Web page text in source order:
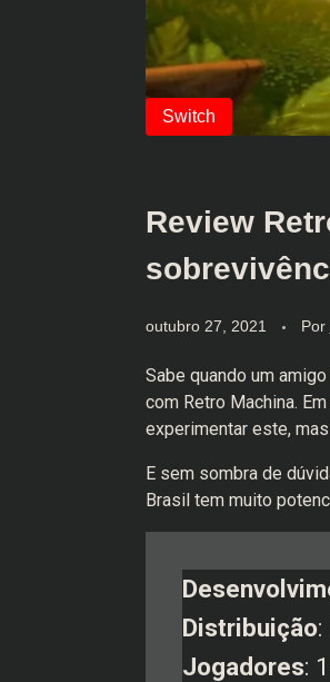
Review
outubro 27, 2021 Por
Sabe quando um
com Retro Machina.
experimentar este,
E sem sombra de
Brasil tem muito
Distribuição
Jogadores: